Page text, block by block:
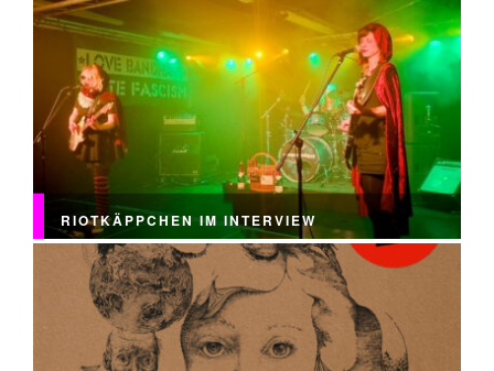
RIOTKÄPPCHEN IM INTERVIEW